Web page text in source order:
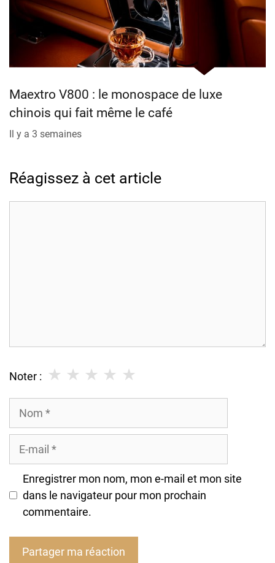
Maextro V800 : le monospace de luxe
chinois qui fait même le café
Il y a 3 semaines
Réagissez à cet article
Noter : ★
★
★
★
★
Nom
Enregistrer mon nom, mon e-mail et mon site
dans le navigateur pour mon prochain
commentaire.